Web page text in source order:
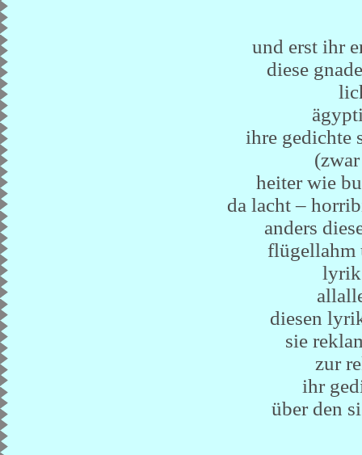
und erst ihr
diese
ihre gedichte
heiter wie
da lacht –
anders
flügellahm
lyrik
diesen
sie
zur
ihr
über den